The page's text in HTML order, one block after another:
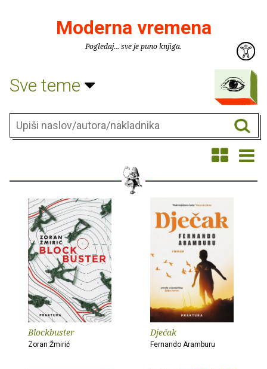
Moderna vremena
Pogledaj... sve je puno knjiga.
Sve teme
Blockbuster
Zoran Žmirić
Dječak
Fernando Aramburu